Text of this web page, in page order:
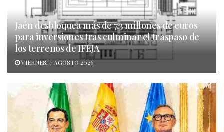
Jaén desbloquea más de 7,3 millones de euros
para inversiones tras culminar el traspaso de
los terrenos de IFEJA
VIERNES, 7 AGOSTO 2026